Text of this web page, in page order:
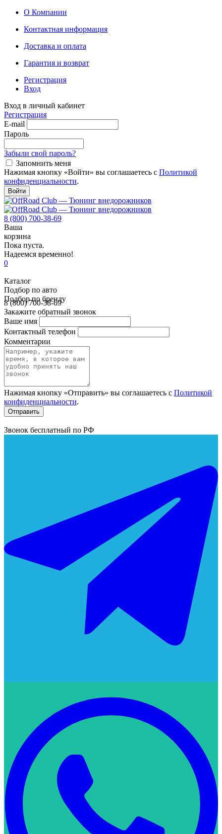
О Компании
Контактная информация
Доставка и оплата
Гарантия и возврат
Регистрация
Вход
Вход в личный кабинет
Регистрация
E-mail
Пароль
Забыли свой пароль?
Запомнить меня
Нажимая кнопку «Войти» вы соглашаетесь с Политикой
конфиденциальности.
Войти
8 (800) 700-38-69
Ваша
корзина
Пока пуста.
Надеемся временно!
0
Каталог
Подбор по авто
Подбор по бренду
8 (800) 700-38-69
Закажите обратный звонок
Ваше имя
Контактный телефон
Комментарии
Нажимая кнопку «Отправить» вы соглашаетесь с Политикой
конфиденциальности.
Звонок бесплатный по РФ